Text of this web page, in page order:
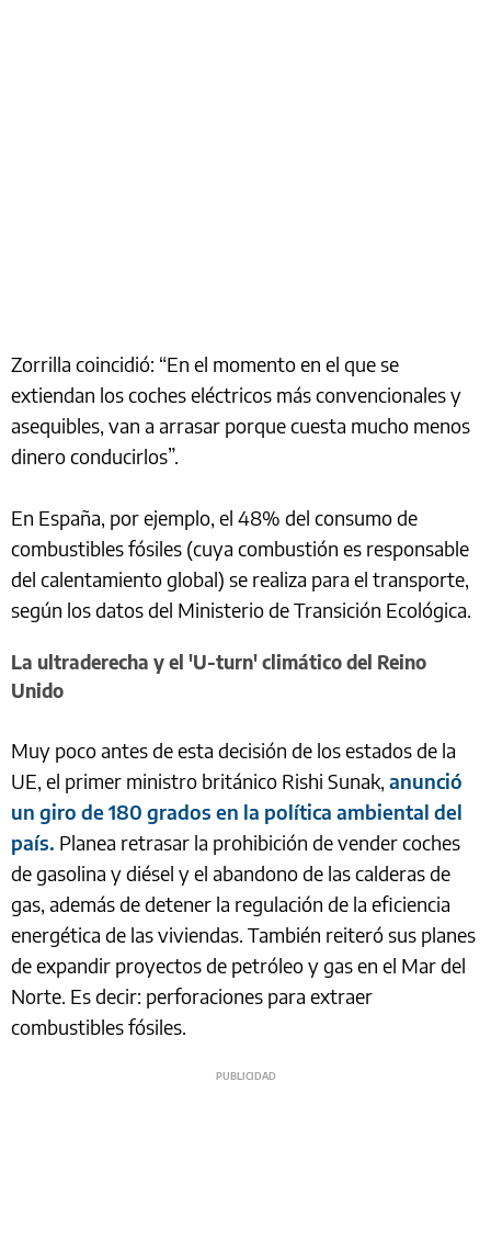
Zorrilla coincidió: “En el momento en el que se
extiendan los coches eléctricos más convencionales y
asequibles, van a arrasar porque cuesta mucho menos
dinero conducirlos”.
En España, por ejemplo, el 48% del consumo de
combustibles fósiles (cuya combustión es responsable
del calentamiento global) se realiza para el transporte,
según los datos del Ministerio de Transición Ecológica.
La ultraderecha y el 'U-turn' climático del Reino
Unido
Muy poco antes de esta decisión de los estados de la
UE, el primer ministro británico Rishi Sunak, anunció
un giro de 180 grados en la política ambiental del
país. Planea retrasar la prohibición de vender coches
de gasolina y diésel y el abandono de las calderas de
gas, además de detener la regulación de la eficiencia
energética de las viviendas. También reiteró sus planes
de expandir proyectos de petróleo y gas en el Mar del
Norte. Es decir: perforaciones para extraer
combustibles fósiles.